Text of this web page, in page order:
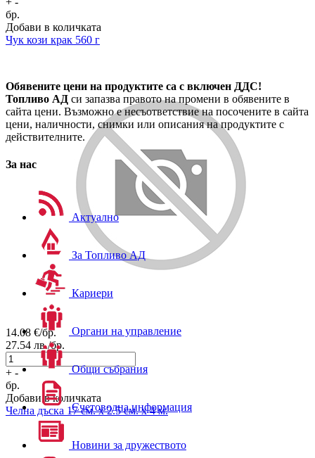
бр.
Добави в количката
Чук кози крак 560 г
14.08 €/бр.
27.54 лв./бр.
+ -
бр.
Добави в количката
Челна дъска 17 см. x 2.5 см. x 4 м.
Обявените цени на продуктите са с включен ДДС!
Топливо АД си запазва правото на промени в обявените в
сайта цени. Възможно е несъответствие на посочените в сайта
цени, наличности, снимки или описания на продуктите с
действителните.
За нас
Актуално
За Топливо АД
Кариери
Органи на управление
Общи събрания
Счетоводна информация
Новини за дружеството